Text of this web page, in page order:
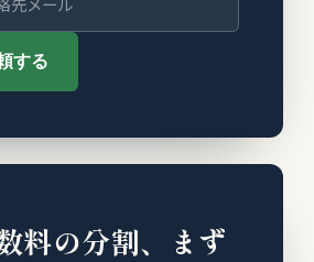
する
料の分割、まず